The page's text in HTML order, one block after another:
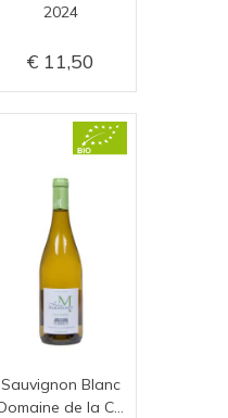
2024
11,50
Sauvignon Blanc